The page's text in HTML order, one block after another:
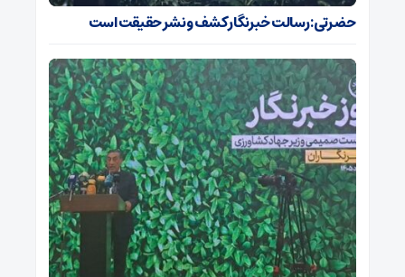
حضرتی: رسالت خبرنگار کشف و نشر حقیقت است